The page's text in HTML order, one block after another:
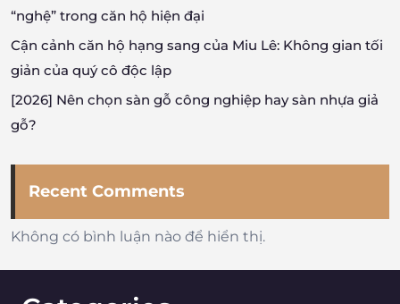
“nghệ” trong căn hộ hiện đại
Cận cảnh căn hộ hạng sang của Miu Lê: Không gian tối
giản của quý cô độc lập
[2026] Nên chọn sàn gỗ công nghiệp hay sàn nhựa giả
gỗ?
Recent Comments
Không có bình luận nào để hiển thị.